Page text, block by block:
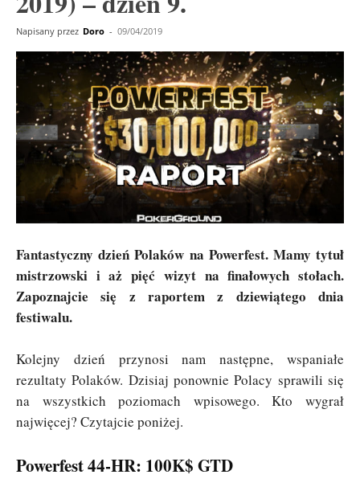
Napisany przez Doro - 09/04/2019
Fantastyczny dzień Polaków na Powerfest. Mamy tytuł
mistrzowski i aż pięć wizyt na finałowych stołach.
Zapoznajcie się z raportem z dziewiątego dnia
festiwalu.
Kolejny dzień przynosi nam następne, wspaniałe
rezultaty Polaków. Dzisiaj ponownie Polacy sprawili się
na wszystkich poziomach wpisowego. Kto wygrał
najwięcej? Czytajcie poniżej.
Powerfest 44-HR: 100K$ GTD